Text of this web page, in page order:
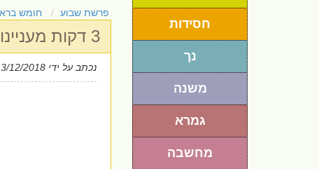
חסידות
נך
משנה
גמרא
מחשבה
פרשת שבוע חומש
3 דקות מעניינות על פרשת השבוע - פרשת וישב
נכתב על ידי 12/2018